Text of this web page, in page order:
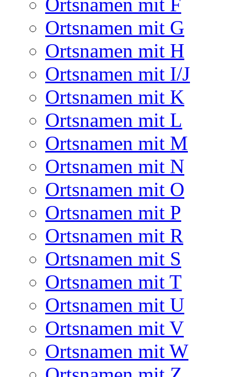
Ortsnamen mit G
Ortsnamen mit H
Ortsnamen mit I/J
Ortsnamen mit K
Ortsnamen mit L
Ortsnamen mit M
Ortsnamen mit N
Ortsnamen mit O
Ortsnamen mit P
Ortsnamen mit R
Ortsnamen mit S
Ortsnamen mit T
Ortsnamen mit U
Ortsnamen mit V
Ortsnamen mit W